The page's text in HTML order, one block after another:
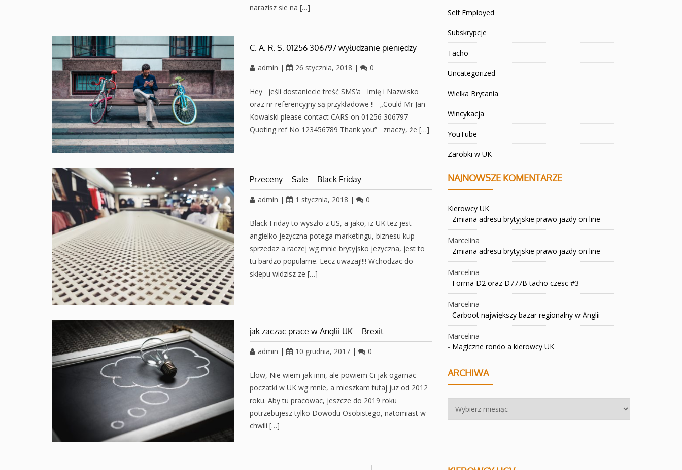
narazisz sie na […]
C. A. R. S. 01256 306797 wyłudzanie pieniędzy
admin | 26 stycznia, 2018 | 0
Hey jeśli dostaniecie treść SMS’a Imię i Nazwisko
oraz nr referencyjny są przykładowe !! „Could Mr Jan
Kowalski please contact CARS on 01256 306797
Quoting ref No 123456789 Thank you” znaczy, że […]
Przeceny – Sale – Black Friday
admin | 1 stycznia, 2018 | 0
Black Friday to wyszło z US, a jako, iz UK tez jest
angielko jezyczna potega marketingu, biznesu kup-
sprzedaz a raczej wg mnie brytyjsko jezyczna, jest to
tu bardzo popularne. Lecz uwazaj!!!! Wchodzac do
sklepu widzisz ze […]
jak zaczac prace w Anglii UK – Brexit
admin | 10 grudnia, 2017 | 0
Elow, Nie wiem jak inni, ale powiem Ci jak ogarnac
poczatki w UK wg mnie, a mieszkam tutaj juz od 2012
roku. Aby tu pracowac, jeszcze do 2019 roku
potrzebujesz tylko Dowodu Osobistego, natomiast w
chwili […]
Self Employed
Subskrypcje
Tacho
Uncategorized
Wielka Brytania
Wincykacja
YouTube
Zarobki w UK
NAJNOWSZE KOMENTARZE
Kierowcy UK
- Zmiana adresu brytyjskie prawo jazdy on line
Marcelina
- Zmiana adresu brytyjskie prawo jazdy on line
Marcelina
- Forma D2 oraz D777B tacho czesc #3
Marcelina
- Carboot największy bazar regionalny w Anglii
Marcelina
- Magiczne rondo a kierowcy UK
ARCHIWA